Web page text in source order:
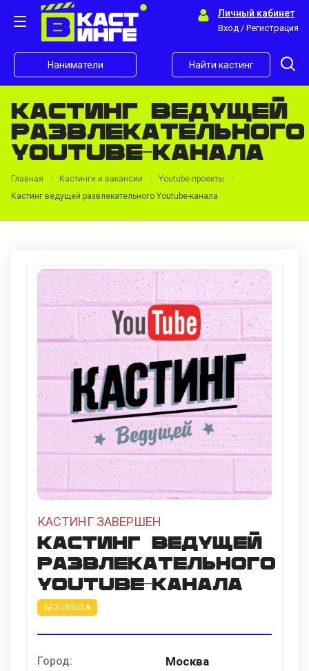
Личный кабинет
Вход / Регистрация
Наниматели Найти кастинг
Кастинг ведущей
развлекательного
Youtube-канала
Главная Кастинги и вакансии
Youtube-проекты
Кастинг ведущей развлекательного Youtube-канала
КАСТИНГ ЗАВЕРШЕН
Кастинг ведущей
развлекательного
Youtube-канала
БЕЗ ОПЫТА
Город: Москва